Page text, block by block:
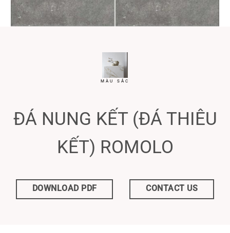
MÀU SẮC
ĐÁ NUNG KẾT (ĐÁ THIÊU
KẾT) ROMOLO
DOWNLOAD PDF CONTACT US